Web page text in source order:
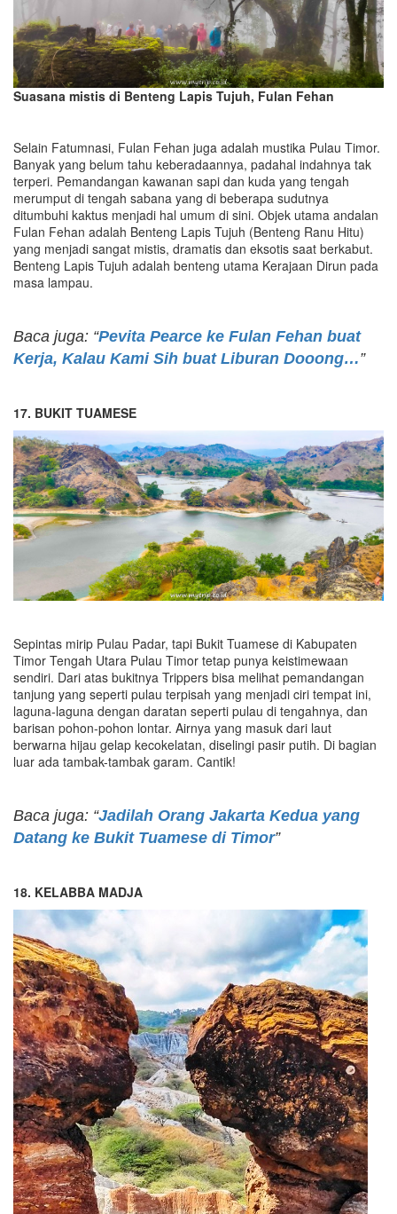
Suasana mistis di Benteng Lapis Tujuh, Fulan Fehan
Selain Fatumnasi, Fulan Fehan juga adalah mustika Pulau Timor.
Banyak yang belum tahu keberadaannya, padahal indahnya tak
terperi. Pemandangan kawanan sapi dan kuda yang tengah
merumput di tengah sabana yang di beberapa sudutnya
ditumbuhi kaktus menjadi hal umum di sini. Objek utama andalan
Fulan Fehan adalah Benteng Lapis Tujuh (Benteng Ranu Hitu)
yang menjadi sangat mistis, dramatis dan eksotis saat berkabut.
Benteng Lapis Tujuh adalah benteng utama Kerajaan Dirun pada
masa lampau.
Baca juga: “Pevita Pearce ke Fulan Fehan buat
Kerja, Kalau Kami Sih buat Liburan Dooong…”
17. BUKIT TUAMESE
Sepintas mirip Pulau Padar, tapi Bukit Tuamese di Kabupaten
Timor Tengah Utara Pulau Timor tetap punya keistimewaan
sendiri. Dari atas bukitnya Trippers bisa melihat pemandangan
tanjung yang seperti pulau terpisah yang menjadi ciri tempat ini,
laguna-laguna dengan daratan seperti pulau di tengahnya, dan
barisan pohon-pohon lontar. Airnya yang masuk dari laut
berwarna hijau gelap kecokelatan, diselingi pasir putih. Di bagian
luar ada tambak-tambak garam. Cantik!
Baca juga: “Jadilah Orang Jakarta Kedua yang
Datang ke Bukit Tuamese di Timor”
18. KELABBA MADJA